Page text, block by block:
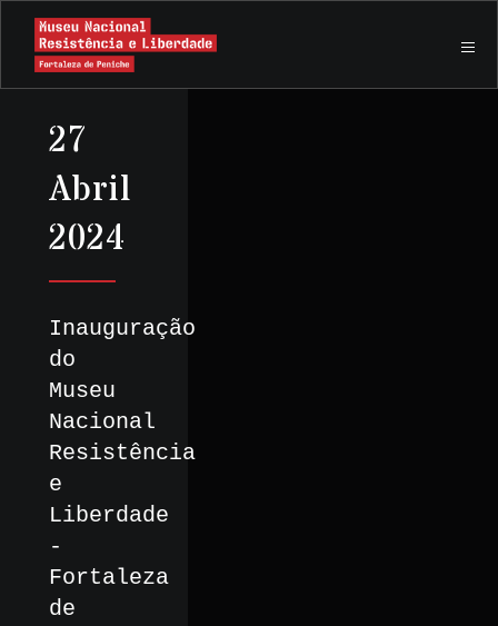
27
Abril
2024
Inauguração
do
Museu
Nacional
Resistência
e
Liberdade
-
Fortaleza
de